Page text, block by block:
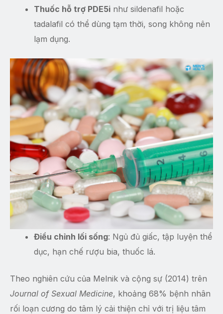
Thuốc hỗ trợ PDE5i như sildenafil hoặc
tadalafil có thể dùng tạm thời, song không nên
lạm dụng.
Điều chỉnh lối sống: Ngủ đủ giấc, tập luyện thể
dục, hạn chế rượu bia, thuốc lá.
Theo nghiên cứu của Melnik và cộng sự (2014) trên
Journal of Sexual Medicine, khoảng 68% bệnh nhân
rối loạn cương do tâm lý cải thiện chỉ với trị liệu tâm